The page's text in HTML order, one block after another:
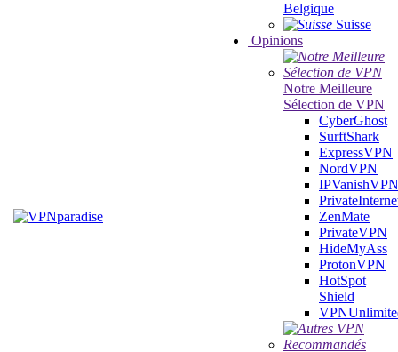
Belgique
Suisse
Opinions
Notre Meilleure
Sélection de VPN
CyberGhost
SurftShark
ExpressVPN
NordVPN
IPVanishVPN
ZenMate
PrivateVPN
HideMyAss
ProtonVPN
HotSpot
Shield